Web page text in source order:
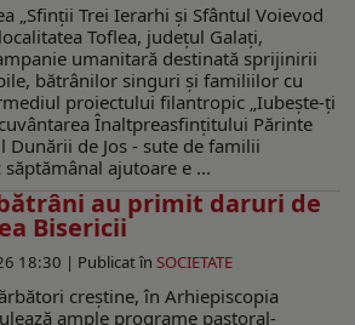
„Sfinţii Trei Ierarhi şi Sfântul Voievod
Toflea, judeţul Galaţi,
umanitară destinată sprijinirii
bătrânilor singuri și familiilor cu
proiectului filantropic „Iubeşte-ţi
Înaltpreasfinţitului Părinte
Dunării de Jos - sute de familii
ajutoare e ...
au primit daruri de
Bisericii
18:30 | Publicat în SOCIETATE
creştine, în Arhiepiscopia
ample programe pastoral-